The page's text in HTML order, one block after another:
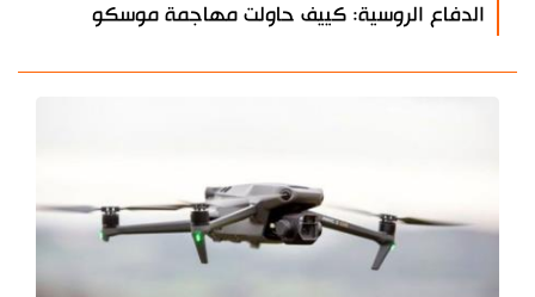
الدفاع الروسية: كييف حاولت مهاجمة موسكو